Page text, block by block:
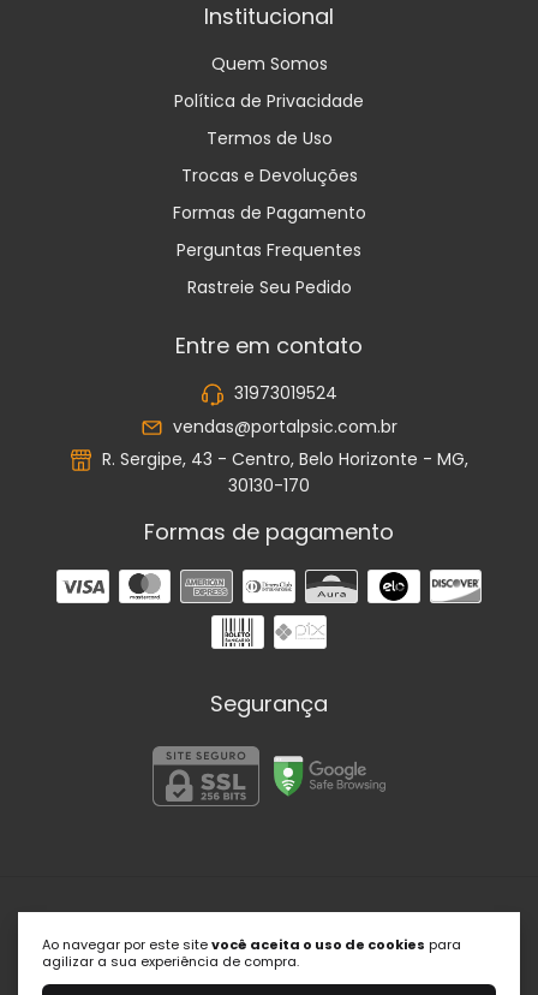
Ao navegar por este sitevocê aceita o uso de cookies para
agilizar a sua experiência de compra.
Institucional
Quem Somos
Política de Privacidade
Termos de Uso
Trocas e Devoluções
Formas de Pagamento
Perguntas Frequentes
Rastreie Seu Pedido
Entre em contato
31973019524
vendas@portalpsic.com.br
R. Sergipe, 43 - Centro, Belo Horizonte - MG,
30130-170
Formas de pagamento
Segurança
Portal Psic
©2026. Portal Psic | Soluções em Psicologia - 27509145000179.
Todos os direitos reservados.